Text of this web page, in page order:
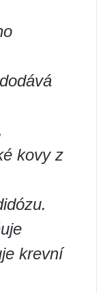
kovy z
krevní